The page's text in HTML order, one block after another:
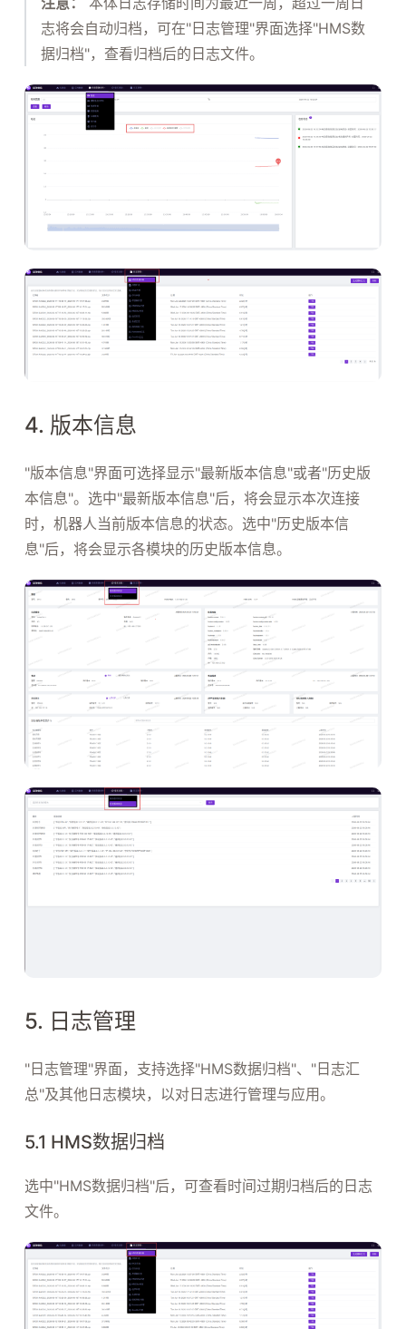
志将会自动归档，可在"日志管理"界面选择"HMS数
据归档"，查看归档后的日志文件。
4. 版本信息
"版本信息"界面可选择显示"最新版本信息"或者"历史版
本信息"。选中"最新版本信息"后，将会显示本次连接
时，机器人当前版本信息的状态。选中"历史版本信
息"后，将会显示各模块的历史版本信息。
5. 日志管理
"日志管理"界面，支持选择"HMS数据归档"、"日志汇
总"及其他日志模块，以对日志进行管理与应用。
5.1 HMS数据归档
选中"HMS数据归档"后，可查看时间过期归档后的日志
文件。